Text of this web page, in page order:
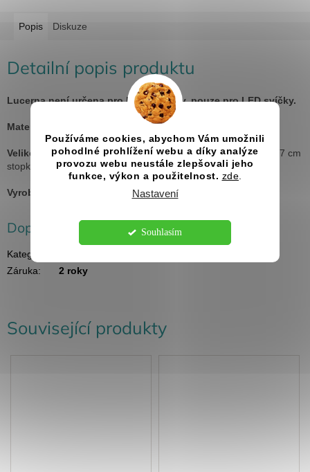
Používáme cookies, abychom Vám umožnili
pohodlné prohlížení webu a díky analýze
provozu webu neustále zlepšovali jeho
funkce, výkon a použitelnost. zde
Nastavení
Souhlasím
Související produkty
Popis Diskuze
Detailní popis produktu
Lucerna není určena pro hořící svíčky, pouze pro LED svíčky.
Materiál:
Velikost:
20x20x26 cm + 9 cm stopka (větší), 16x16x21 cm + 7 cm
stopka (menší)
Vyrobeno v ČR
Doplňkové parametry
Kategorie
Záruka: 2 roky